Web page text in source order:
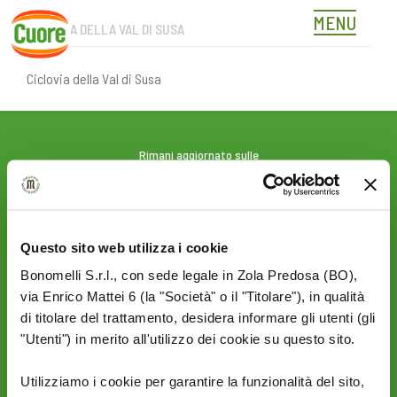
Questo sito web utilizza i cookie
Bonomelli S.r.l., con sede legale in Zola Predosa (BO),
via Enrico Mattei 6 (la "Società" o il "Titolare"), in qualità
di titolare del trattamento, desidera informare gli utenti (gli
"Utenti") in merito all'utilizzo dei cookie su questo sito.
Utilizziamo i cookie per garantire la funzionalità del sito,
Skip
content
MENU
CICLOVIA DELLA VAL DI SUSA
Ciclovia della Val di Susa
Rimani aggiornato sulle
PRIVACY
Termini e condizioni
Cookie Policy
AZIENDA
Politica Ambientale &
Sicurezza
Sito Corporate